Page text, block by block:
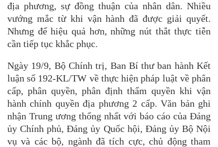
địa phương, sự đồng thuận của nhân dân. Nhiều
vướng mắc từ khi vận hành đã được giải quyết.
Nhưng để hiệu quả hơn, những nút thắt thực tiễn
cần tiếp tục khắc phục.
Ngày 19/9, Bộ Chính trị, Ban Bí thư ban hành Kết
luận số 192-KL/TW về thực hiện pháp luật về phân
cấp, phân quyền, phân định thẩm quyền khi vận
hành chính quyền địa phương 2 cấp. Văn bản ghi
nhận Trung ương thống nhất với báo cáo của Đảng
ủy Chính phủ, Đảng ủy Quốc hội, Đảng ủy Bộ Nội
vụ và các bộ, ngành đã tích cực, chủ động tham